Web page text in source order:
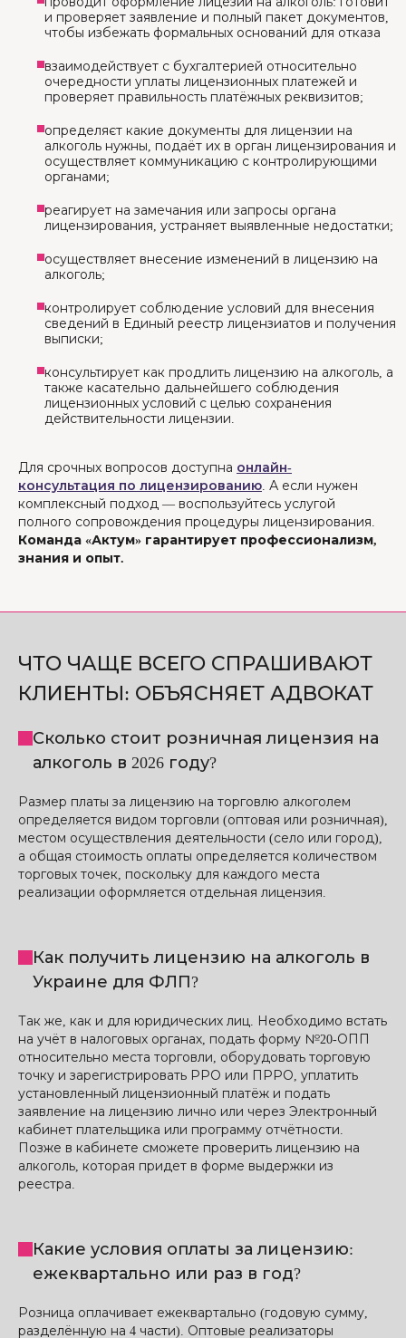
и проверяет заявление и полный пакет документов,
чтобы избежать формальных оснований для отказа
взаимодействует с бухгалтерией относительно
очередности уплаты лицензионных платежей и
проверяет правильность платёжных реквизитов;
определяєт какие документы для лицензии на
алкоголь нужны, подаёт их в орган лицензирования и
осуществляет коммуникацию с контролирующими
органами;
реагирует на замечания или запросы органа
лицензирования, устраняет выявленные недостатки;
осуществляет внесение изменений в лицензию на
алкоголь;
контролирует соблюдение условий для внесения
сведений в Единый реестр лицензиатов и получения
выписки;
консультирует как продлить лицензию на алкоголь, а
также касательно дальнейшего соблюдения
лицензионных условий с целью сохранения
действительности лицензии.
Для срочных вопросов доступна онлайн-
консультация по лицензированию. А если нужен
комплексный подход — воспользуйтесь услугой
полного сопровождения процедуры лицензирования.
Команда «Актум» гарантирует профессионализм,
знания и опыт.
ЧТО ЧАЩЕ ВСЕГО СПРАШИВАЮТ
КЛИЕНТЫ: ОБЪЯСНЯЕТ АДВОКАТ
Сколько стоит розничная лицензия на
алкоголь в 2026 году?
Размер платы за лицензию на торговлю алкоголем
определяется видом торговли (оптовая или розничная),
местом осуществления деятельности (село или город),
а общая стоимость оплаты определяется количеством
торговых точек, поскольку для каждого места
реализации оформляется отдельная лицензия.
Как получить лицензию на алкоголь в
Украине для ФЛП?
Так же, как и для юридических лиц. Необходимо встать
на учёт в налоговых органах, подать форму №20-ОПП
относительно места торговли, оборудовать торговую
точку и зарегистрировать РРО или ПРРО, уплатить
установленный лицензионный платёж и подать
заявление на лицензию лично или через Электронный
кабинет плательщика или программу отчётности.
Позже в кабинете сможете проверить лицензию на
алкоголь, которая придет в форме выдержки из
реестра.
Какие условия оплаты за лицензию:
ежеквартально или раз в год?
Розница оплачивает ежеквартально (годовую сумму,
разделённую на 4 части). Оптовые реализаторы